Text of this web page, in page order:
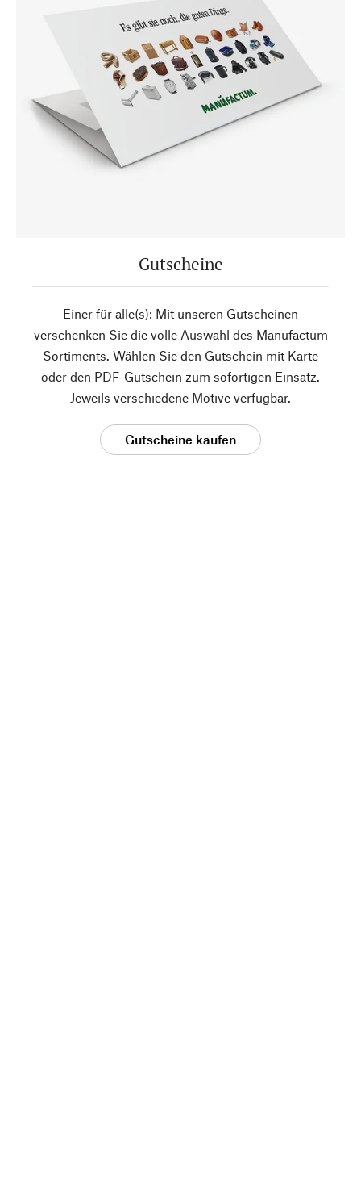
Gutscheine
Einer für alle(s): Mit unseren Gutscheinen
verschenken Sie die volle Auswahl des Manufactum
Sortiments. Wählen Sie den Gutschein mit Karte
oder den PDF-Gutschein zum sofortigen Einsatz.
Jeweils verschiedene Motive verfügbar.
Gutscheine kaufen